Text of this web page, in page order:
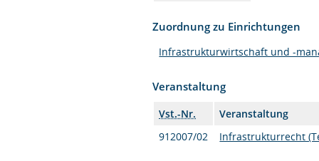
Zuordnung zu Einrichtungen
Infrastrukturwirtschaft und -
Veranstaltung
Vst.-Nr.
Veranstaltung
912007/02
Infrastrukturrecht